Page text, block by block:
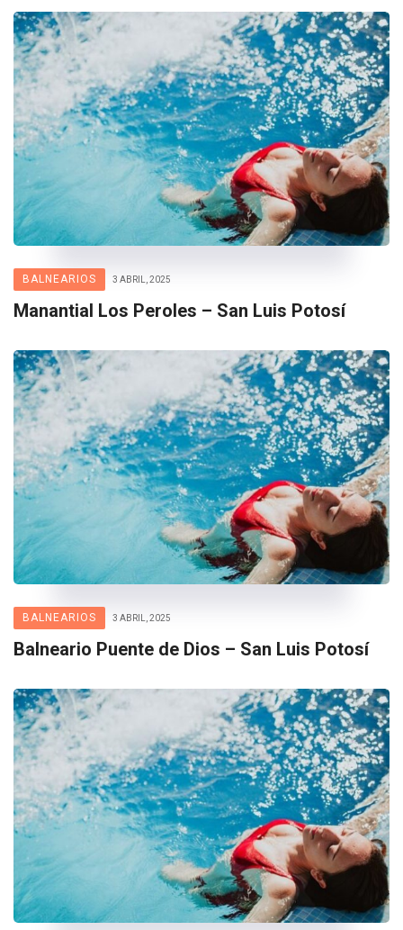
BALNEARIOS 3 ABRIL, 2025
Manantial Los Peroles – San Luis Potosí
BALNEARIOS 3 ABRIL, 2025
Balneario Puente de Dios – San Luis Potosí